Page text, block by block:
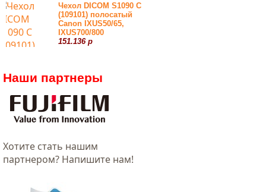
Чехол DICOM S1090 С
(109101) полосатый
Canon IXUS50/65,
IXUS700/800
151.136 р
Наши партнеры
Хотитe стать нашим
партнером? Напишите нам!